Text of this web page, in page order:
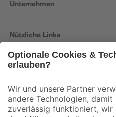
Unternehmen
Nützliche Links
Der toom Newsletter: Keine Angebote
Zur Newsletter Anmeldung